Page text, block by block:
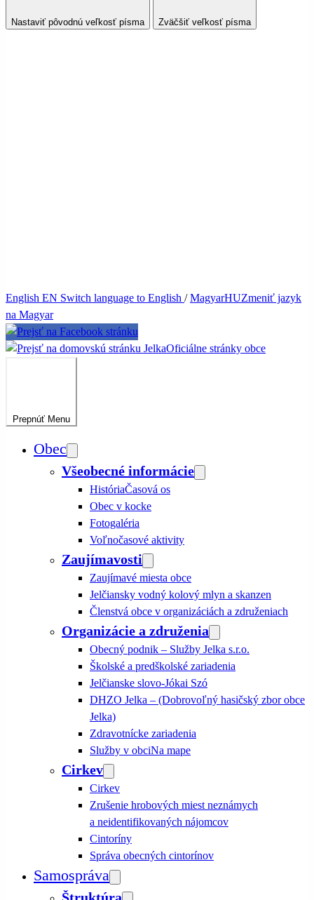
Nastaviť pôvodnú veľkosť písma Zväčšiť veľkosť písma
English EN Switch language to English /MagyarHUZmeniť jazyk
na Magyar
JelkaOficiálne stránky obce
Prepnúť Menu
Obec
Všeobecné informácie
HistóriaČasová os
Obec v kocke
Fotogaléria
Voľnočasové aktivity
Zaujímavosti
Zaujímavé miesta obce
Jelčiansky vodný kolový mlyn a skanzen
Členstvá obce v organizáciách a združeniach
Organizácie a združenia
Obecný podnik – Služby Jelka s.r.o.
Školské a predškolské zariadenia
Jelčianske slovo-Jókai Szó
DHZO Jelka – (Dobrovoľný hasičský zbor obce
Jelka)
Zdravotnícke zariadenia
Služby v obciNa mape
Cirkev
Cirkev
Zrušenie hrobových miest neznámych
a neidentifikovaných nájomcov
Cintoríny
Správa obecných cintorínov
Samospráva